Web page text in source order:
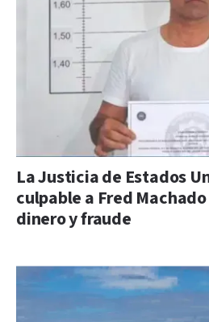
La Justicia de Estados
culpable a Fred
dinero y fraude